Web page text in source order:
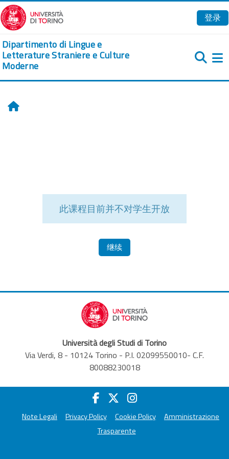
跳到主要内容
登录
Dipartimento di Lingue e
Letterature Straniere e Culture
Moderne
首页
此课程目前并不对学生开放
继续
Università degli Studi di Torino
Via Verdi, 8 - 10124 Torino - P.I. 02099550010- C.F.
80088230018
Note Legali Privacy Policy Cookie Policy
Amministrazione
Trasparente